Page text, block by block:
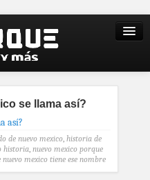
se llama así?
de nuevo mexico, historia de
historia, nuevo mexico porque
nuevo mexico tiene ese nombre